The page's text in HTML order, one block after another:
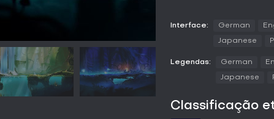
habilidades que pode
derrotados e orbes
maior altura, planeio
habilidades. Spirit wells
locais já descobertos,
Interface: German
Japanese
Legendas: German
Japanese
Classificação